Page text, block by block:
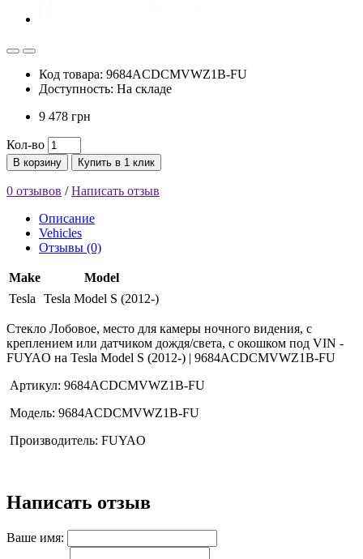
Код товара: 9684ACDCMVWZ1B-FU
Доступность: На складе
9 478 грн
Кол-во
В корзину Купить в 1 клик
0 отзывов /Написать отзыв
Описание
Vehicles
Отзывы (0)
Make
Model
Tesla
Tesla Model S (2012-)
Стекло Лобовое, место для камеры ночного видения, с
креплением или датчиком дождя/света, с окошком под VIN -
FUYAO на Tesla Model S (2012-) | 9684ACDCMVWZ1B-FU
Артикул: 9684ACDCMVWZ1B-FU
Модель: 9684ACDCMVWZ1B-FU
Производитель: FUYAO
Написать отзыв
Ваше имя: